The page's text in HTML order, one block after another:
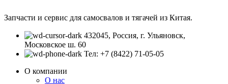
Запчасти и сервис для самосвалов и тягачей из Китая.
432045, Россия, г. Ульяновск,
Московское ш. 60
Тел: +7 (8422) 71-05-05
О компании
О нас